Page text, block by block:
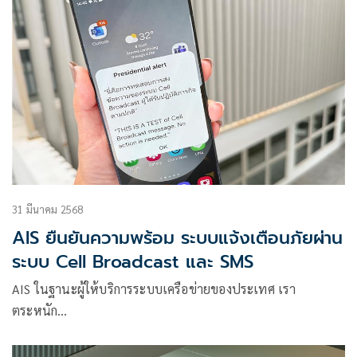
31 มีนาคม 2568
AIS ยืนยันความพร้อม ระบบแจ้งเตือนภัยผ่าน
ระบบ Cell Broadcast และ SMS
AIS ในฐานะผู้ให้บริการระบบเครือข่ายของประเทศ เรา
ตระหนัก…